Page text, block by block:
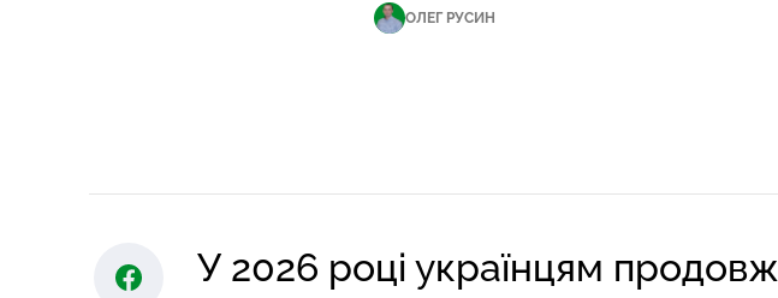
ОЛЕГ РУСИН
У 2026 році українцям